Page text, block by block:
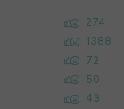
274
1388
72
50
43